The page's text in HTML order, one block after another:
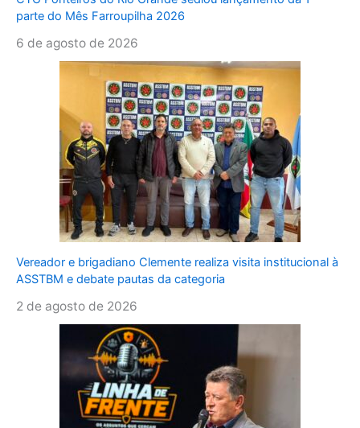
parte do Mês Farroupilha 2026
6 de agosto de 2026
Vereador e brigadiano Clemente realiza visita institucional à
ASSTBM e debate pautas da categoria
2 de agosto de 2026